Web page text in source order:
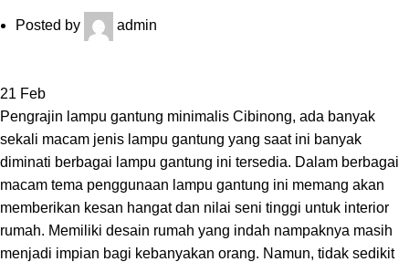
Posted by admin
21 Feb
Pengrajin lampu gantung minimalis Cibinong, ada banyak
sekali macam jenis lampu gantung yang saat ini banyak
diminati berbagai lampu gantung ini tersedia. Dalam berbagai
macam tema penggunaan lampu gantung ini memang akan
memberikan kesan hangat dan nilai seni tinggi untuk interior
rumah. Memiliki desain rumah yang indah nampaknya masih
menjadi impian bagi kebanyakan orang. Namun, tidak sedikit